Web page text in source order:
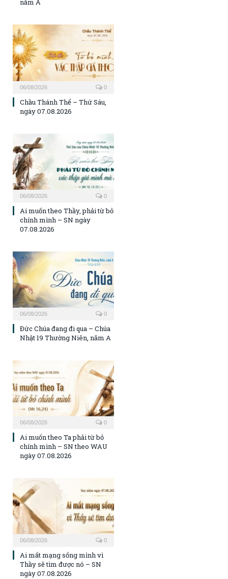
năm A
06/08/2026 0
Chầu Thánh Thể – Thứ Sáu,
ngày 07.08.2026
06/08/2026 0
Ai muốn theo Thầy, phải từ bỏ
chính mình – SN ngày
07.08.2026
06/08/2026 0
Đức Chúa đang đi qua – Chúa
Nhật 19 Thường Niên, năm A
06/08/2026 0
Ai muốn theo Ta phải từ bỏ
chính mình – SN theo WAU
ngày 07.08.2026
06/08/2026 0
Ai mất mạng sống mình vì
Thầy sẽ tìm được nó – SN
ngày 07.08.2026